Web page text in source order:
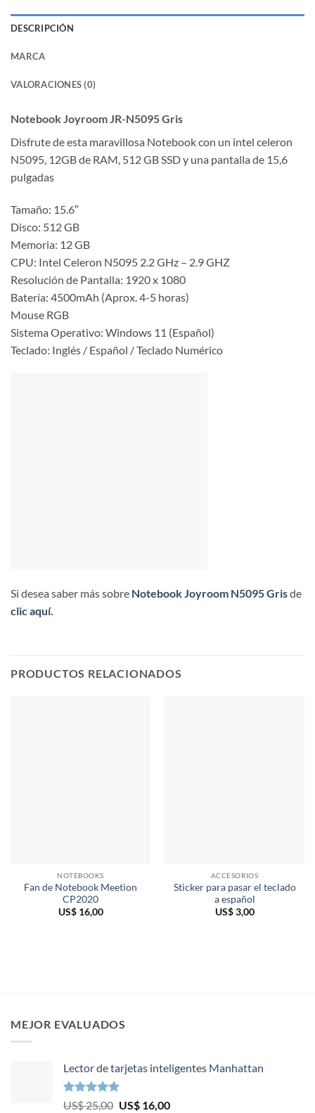
DESCRIPCIÓN
MARCA
VALORACIONES (0)
Notebook Joyroom JR-N5095 Gris
Disfrute de esta maravillosa Notebook con un intel celeron
N5095, 12GB de RAM, 512 GB SSD y una pantalla de 15,6
pulgadas
Tamaño: 15.6″
Disco: 512 GB
Memoria: 12 GB
CPU: Intel Celeron N5095 2.2 GHz – 2.9 GHZ
Resolución de Pantalla: 1920 x 1080
Batería: 4500mAh (Aprox. 4-5 horas)
Mouse RGB
Sistema Operativo: Windows 11 (Español)
Teclado: Inglés / Español / Teclado Numérico
Si desea saber más sobre Notebook Joyroom N5095 Grisde
clic aquí.
PRODUCTOS RELACIONADOS
NOTEBOOKS
Fan de Notebook Meetion
CP2020
US$16,00
ACCESORIOS
Sticker para pasar el teclado
a español
US$3,00
MEJOR EVALUADOS
Lector de tarjetas inteligentes Manhattan
Valorado en
US$25,00 El
US$16,00El